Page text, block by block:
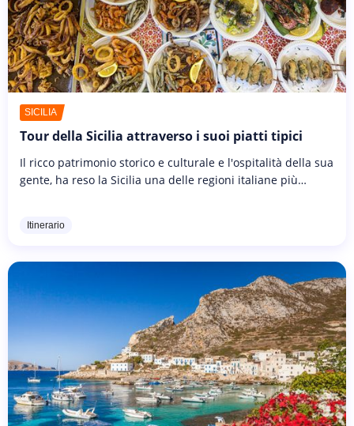
SICILIA
Tour della Sicilia attraverso i suoi piatti tipici
Il ricco patrimonio storico e culturale e l'ospitalità della sua
gente, ha reso la Sicilia una delle regioni italiane più
Itinerario